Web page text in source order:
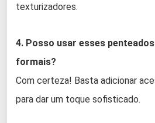
texturizadores.
4. Posso usar esses
formais?
Com certeza! Basta adicionar
para dar um toque sofisticado.